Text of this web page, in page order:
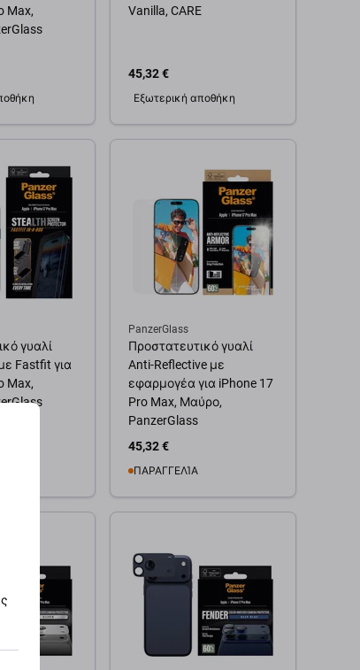
Max,
Vanilla, CARE
45,32 €
Εξωτερική αποθήκη
γυαλί
Fastfit για
Max,
καλάθι
PanzerGlass
Προστατευτικό γυαλί
Anti-Reflective με
εφαρμογέα για iPhone 17
Pro Max, Μαύρο,
PanzerGlass
45,32 €
ΠΑΡΑΓΓΕΛΊΑ